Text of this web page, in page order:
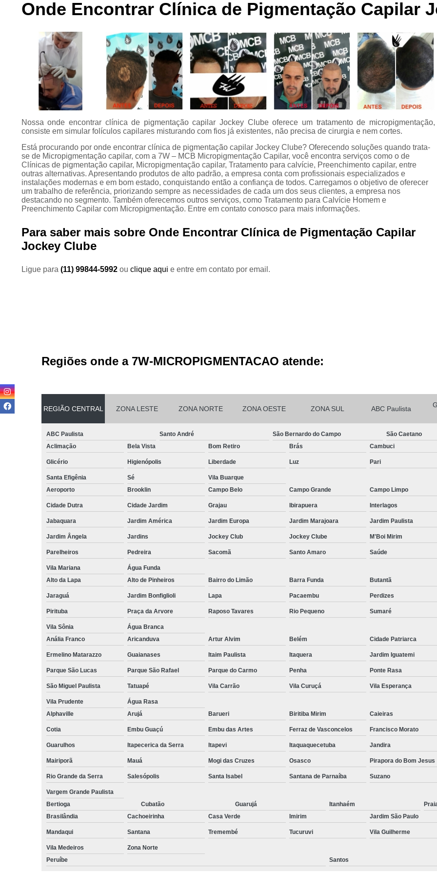
Preenchimento
Tratamento para
calvície
Curso de
Curso de Micropigmentação Santo
Curso
Curso Presencial
Cursos de
Cursos de Micropigmentação de
Micropigmentação Capilar com
Micropigmentação Capilar
Micropigmentação Capilar nas
Micropigmentação Capilar para
Micropigmentação Cabelo
Micropigmentação
Micropigmentação
Micropigmentação de Barba São
Micropigmentação Fio a Fio Barba
Micropigmentação na Barba ABC
Nano Micropigmentação de Barba
Nano Pigmentação Cabelo Rio
Nano
Nano
Nano
Pigmentação Capilar 3d
Pigmentação Capilar em
Pigmentação de Cabelo
Pigmentação na Careca
Preenchimento Capilar Central
Preenchimento Capilar com
Preenchimento Capilar
Preenchimento Capilar na
Preenchimento Capilar
Tratamento para a Calvície
Tratamento para Calvície com
Tratamento para Calvície
Onde Encontrar Clínica de Pigmentação Capilar
Nossa onde encontrar clínica de pigmentação capilar Jockey Clube oferece um tratamento de micropigmentação,
consiste em simular folículos capilares misturando com fios já existentes, não precisa de cirurgia e nem cortes.
Está procurando por onde encontrar clínica de pigmentação capilar Jockey Clube? Oferecendo soluções quando trata-
se de Micropigmentação capilar, com a 7W – MCB Micropigmentação Capilar, você encontra serviços como o de
Clínicas de pigmentação capilar, Micropigmentação capilar, Tratamento para calvície, Preenchimento capilar, entre
outras alternativas. Apresentando produtos de alto padrão, a empresa conta com profissionais especializados e
instalações modernas e em bom estado, conquistando então a confiança de todos. Carregamos o objetivo de oferecer
um trabalho de referência, priorizando sempre as necessidades de cada um dos seus clientes, a empresa nos
destacando no segmento. Também oferecemos outros serviços, como Tratamento para Calvície Homem e
Preenchimento Capilar com Micropigmentação. Entre em contato conosco para mais informações.
Para saber mais sobre Onde Encontrar Clínica de Pigmentação Capilar
Jockey Clube
Ligue para (11) 99844-5992 ou clique aqui e entre em contato por email.
Regiões onde a 7W-MICROPIGMENTACAO atende:
REGIÃO CENTRAL ZONA LESTE ZONA NORTE ZONA OESTE ZONA SUL ABC Paulista
ABC Paulista Santo André São Bernardo do Campo São Caetano
Aclimação
Bela Vista Bom Retiro Brás Cambuci
Glicério Higienópolis Liberdade Luz Pari
Santa Efigênia Sé
Vila Buarque
Aeroporto
Brooklin Campo Belo Campo Grande Campo Limpo
Cidade Dutra Cidade Jardim Grajau Ibirapuera Interlagos
Jabaquara Jardim América Jardim Europa Jardim Marajoara Jardim Paulista
Jardim Ângela Jardins Jockey Club Jockey Clube M'Boi Mirim
Parelheiros Pedreira Sacomã Santo Amaro Saúde
Vila Mariana
Água Funda
Alto da Lapa
Alto de Pinheiros Bairro do Limão Barra Funda Butantã
Jaraguá Jardim Bonfiglioli Lapa Pacaembu Perdizes
Pirituba Praça da Arvore Raposo Tavares Rio Pequeno Sumaré
Vila Sônia
Água Branca
Anália Franco
Aricanduva Artur Alvim Belém Cidade Patriarca
Ermelino Matarazzo Guaianases Itaim Paulista Itaquera Jardim Iguatemi
Parque São Lucas Parque São Rafael Parque do Carmo Penha Ponte Rasa
São Miguel Paulista Tatuapé Vila Carrão Vila Curuçá Vila Esperança
Vila Prudente
Água Rasa
Alphaville
Arujá Barueri Biritiba Mirim Caieiras
Cotia Embu Guaçú Embu das Artes Ferraz de Vasconcelos Francisco Morato
Guarulhos Itapecerica da Serra Itapevi Itaquaquecetuba Jandira
Mairiporã Mauá Mogi das Cruzes Osasco Pirapora do Bom Jesus
Rio Grande da Serra Salesópolis Santa Isabel Santana de Parnaíba Suzano
Vargem Grande Paulista
Bertioga
Cubatão Guarujá Itanhaém
Brasilândia
Cachoeirinha Casa Verde Imirim Jardim São Paulo
Mandaqui Santana Tremembé Tucuruvi Vila Guilherme
Vila Medeiros
Zona Norte
Peruíbe
Santos